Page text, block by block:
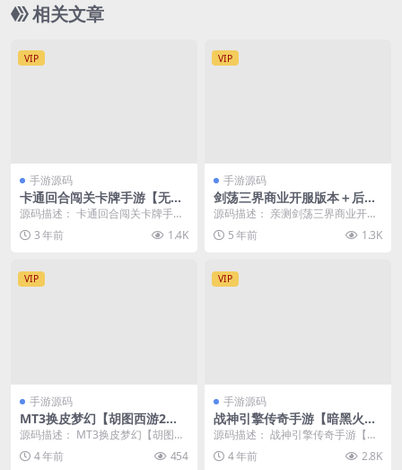
相关文章
VIP
手游源码
卡通回合闯关卡牌手游【无双
小师妹】win服务端源码+GM
后台工具+苹果IOS安卓双端版
本
源码描述： 卡通回合闯关卡牌手游
【无双小师妹】win服务端源码+G
M后台工具+苹...
3 年前 1.4K
VIP
手游源码
剑荡三界商业开服版本＋后台
＋教程＋服务端＋客户端
源码描述： 亲测剑荡三界商业开服
版本，后台＋教程＋服务端＋客户
端 演示截图：
5 年前 1.3K
VIP
手游源码
MT3换皮梦幻【胡图西游2】2
022整理Linux手工服务端+G
M后台
源码描述： MT3换皮梦幻【胡图西
游2】2022整理Linux手工服务端+G
M后...4 年前 454
VIP
手游源码
战神引擎传奇手游【暗黑火
龙】开服商业win服务端+安卓
客户端
源码描述： 战神引擎传奇手游【暗
黑火龙】开服商业win服务端+安卓
客户端 演示截...
4 年前 2.8K